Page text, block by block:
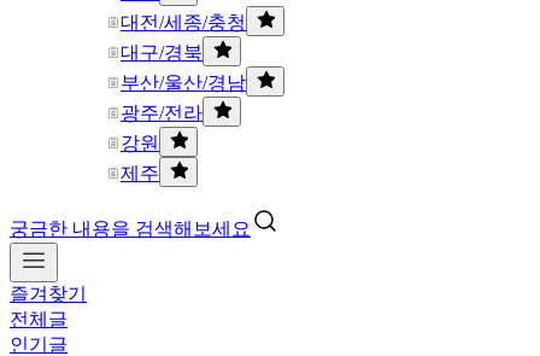
대전/세종/충청
대구/경북
부산/울산/경남
광주/전라
강원
제주
궁금한 내용을 검색해보세요
즐겨찾기
전체글
인기글